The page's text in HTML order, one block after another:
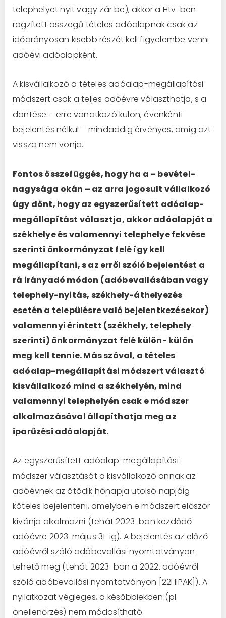
telephelyet nyit vagy zár be), akkor a Htv-ben
rögzített összegű tételes adóalapnak csak az
időarányosan kisebb részét kell figyelembe venni
adóévi adóalapként.
A kisvállalkozó a tételes adóalap-megállapítási
módszert csak a teljes adóévre választhatja, s a
döntése – erre vonatkozó külön, évenkénti
bejelentés nélkül – mindaddig érvényes, amíg azt
vissza nem vonja.
Fontos összefüggés, hogy ha a – bevétel-
nagysága okán – az arra jogosult vállalkozó
úgy dönt, hogy az egyszerűsített adóalap-
megállapítást választja, akkor adóalapját a
székhelye és valamennyi telephelye fekvése
szerinti önkormányzat felé így kell
megállapítani, s az erről szóló bejelentést a
rá irányadó módon (adóbevallásában vagy
telephely-nyitás, székhely-áthelyezés
esetén a településre való bejelentkezésekor)
valamennyi érintett (székhely, telephely
szerinti) önkormányzat felé külön- külön
meg kell tennie. Más szóval, a tételes
adóalap-megállapítási módszert választó
kisvállalkozó mind a székhelyén, mind
valamennyi telephelyén csak e módszer
alkalmazásával állapíthatja meg az
iparűzési adóalapját.
Az egyszerűsített adóalap-megállapítási
módszer választását a kisvállalkozó annak az
adóévnek az ötödik hónapja utolsó napjáig
köteles bejelenteni, amelyben e módszert először
kívánja alkalmazni (tehát 2023-ban kezdődő
adóévre 2023. május 31-ig). A bejelentés az előző
adóévről szóló adóbevallási nyomtatványon
tehető meg (tehát 2023-ban a 2022. adóévről
szóló adóbevallási nyomtatványon [22HIPAK]). A
nyilatkozat végleges, a későbbiekben (pl.
önellenőrzés) nem módosítható.